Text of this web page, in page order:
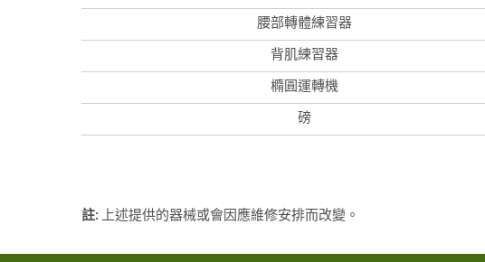
腰部轉體練習器
背肌練習器
橢圓運轉機
磅
註: 上述提供的器械或會因應維修安排而改變。